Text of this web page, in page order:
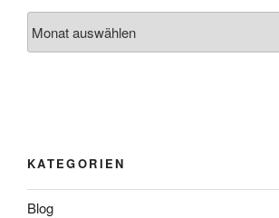
KATEGORIEN
Blog